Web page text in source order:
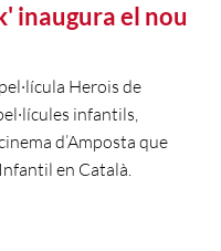
inaugura el nou
Herois de
infantils,
d’Amposta que
en Català.